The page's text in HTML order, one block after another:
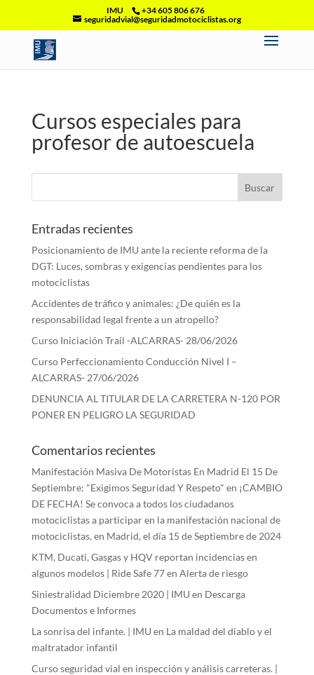
IMU
+34 605 806 676
seguridadvial@seguridadmotociclistas.org
Cursos especiales para
profesor de autoescuela
Entradas recientes
Posicionamiento de IMU ante la reciente reforma de la
DGT: Luces, sombras y exigencias pendientes para los
motociclistas
Accidentes de tráfico y animales: ¿De quién es la
responsabilidad legal frente a un atropello?
Curso Iniciación Trail -ALCARRAS- 28/06/2026
Curso Perfeccionamiento Conducción Nivel I –
ALCARRAS- 27/06/2026
DENUNCIA AL TITULAR DE LA CARRETERA N-120 POR
PONER EN PELIGRO LA SEGURIDAD
Comentarios recientes
Manifestación Masiva De Motoristas En Madrid El 15 De
Septiembre: "Exigimos Seguridad Y Respeto" en ¡CAMBIO
DE FECHA! Se convoca a todos los ciudadanos
motociclistas a participar en la manifestación nacional de
motociclistas, en Madrid, el día 15 de Septiembre de 2024
KTM, Ducati, Gasgas y HQV reportan incidencias en
algunos modelos | Ride Safe 77en Alerta de riesgo
Siniestralidad Diciembre 2020 | IMU en Descarga
Documentos e Informes
La sonrisa del infante. | IMU en La maldad del diablo y el
maltratador infantil
Curso seguridad vial en inspección y análisis carreteras. |